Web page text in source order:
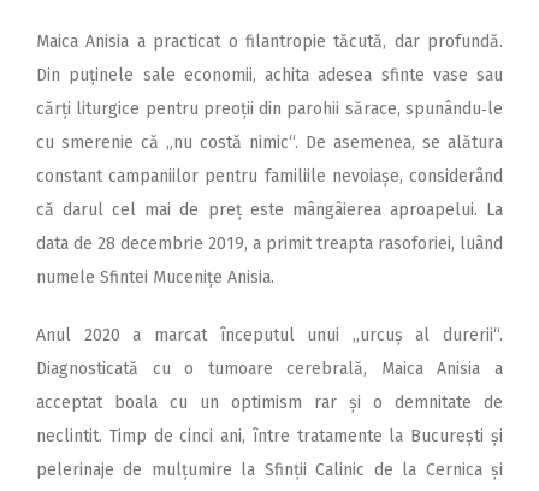
Maica Anisia a practicat o filantropie tăcută, dar profundă.
Din puținele sale economii, achita adesea sfinte vase sau
cărți liturgice pentru preoții din parohii sărace, spunându‑le
cu smerenie că „nu costă nimic“. De asemenea, se alătura
constant campaniilor pentru familiile nevoiașe, considerând
că darul cel mai de preț este mângâierea aproapelui. La
data de 28 decembrie 2019, a primit treapta rasoforiei, luând
numele Sfintei Mucenițe Anisia.
Anul 2020 a marcat începutul unui „urcuș al durerii“.
Diagnosticată cu o tumoare cerebrală, Maica Anisia a
acceptat boala cu un optimism rar și o demnitate de
neclintit. Timp de cinci ani, între tratamente la București și
pelerinaje de mulțumire la Sfinții Calinic de la Cernica și